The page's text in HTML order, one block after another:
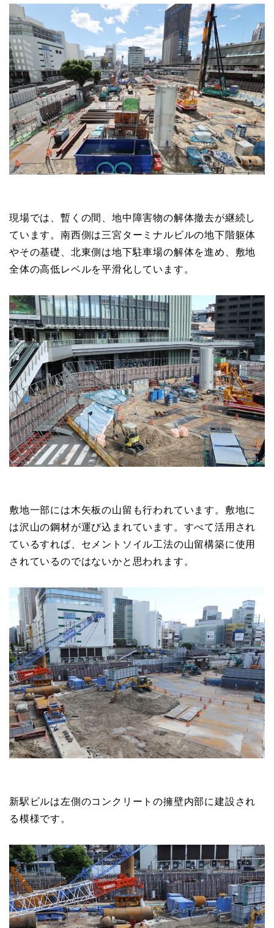
現場では、暫くの間、地中障害物の解体撤去が継続し
ています。南西側は三宮ターミナルビルの地下階躯体
やその基礎、北東側は地下駐車場の解体を進め、敷地
全体の高低レベルを平滑化しています。
敷地一部には木矢板の山留も行われています。敷地に
は沢山の鋼材が運び込まれています。すべて活用され
ているすれば、セメントソイル工法の山留構築に使用
されているのではないかと思われます。
新駅ビルは左側のコンクリートの擁壁内部に建設され
る模様です。